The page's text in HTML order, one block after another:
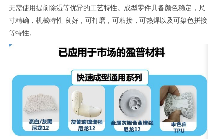
无需使用提前除湿等优异的工艺特性。成型零件具备颜色稳定，尺
寸精确，机械特性 良好，可打磨，可粘接，可热焊以及可染色拼接
等特性。